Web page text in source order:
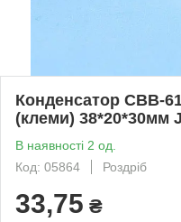
Конденсатор CBB-
(клеми) 38*20*30мм
В наявності 2 од.
Код: 05864
Роздріб
33,75 ₴